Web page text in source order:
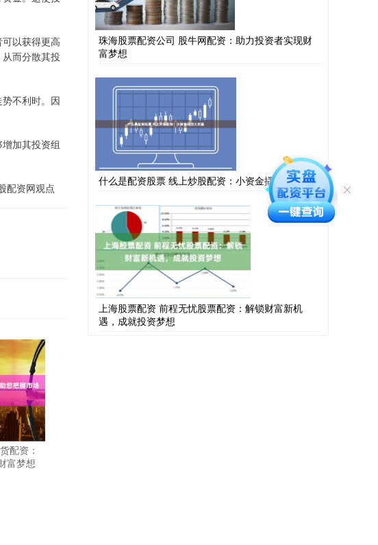
以获得更高
而分散其投
不利时。因
加其投资组
配资网观点
配资：
富梦想
珠海股票配资公司 股牛网配资：助力投资者实现财
富梦想
什么是配资股票 线上炒股配资：小资金撬动大收益
上海股票配资 前程无忧股票配资：解锁财富新机
遇，成就投资梦想